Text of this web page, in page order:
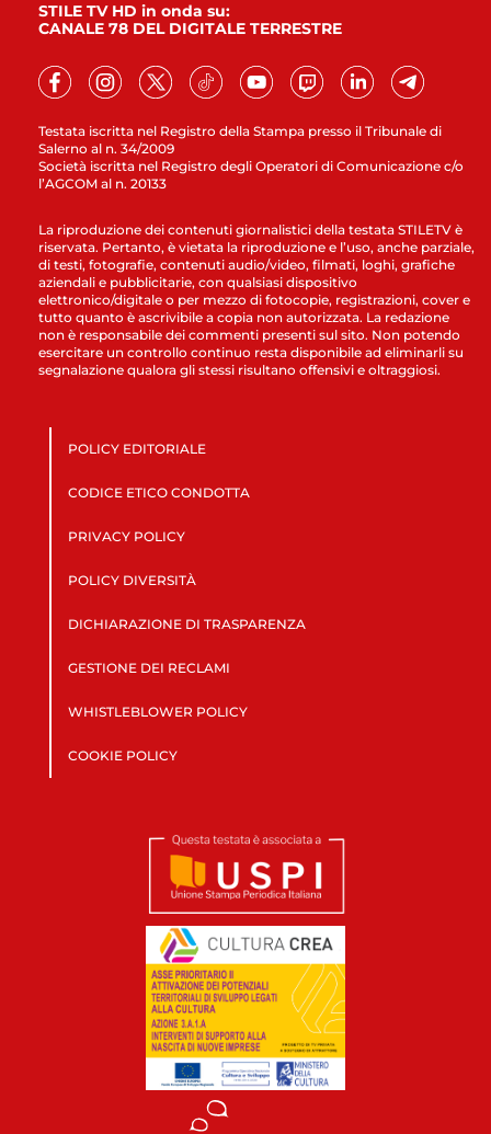
Testata iscritta nel Registro della Stampa presso il Tribunale di
Salerno al n. 34/2009
Società iscritta nel Registro degli Operatori di Comunicazione c/o
l’AGCOM al n. 20133
STILE TV HD in onda su:
CANALE 78 DEL DIGITALE TERRESTRE
La riproduzione dei contenuti giornalistici della testata STILETV è
riservata. Pertanto, è vietata la riproduzione e l’uso, anche parziale,
di testi, fotografie, contenuti audio/video, filmati, loghi, grafiche
aziendali e pubblicitarie, con qualsiasi dispositivo
elettronico/digitale o per mezzo di fotocopie, registrazioni, cover e
tutto quanto è ascrivibile a copia non autorizzata. La redazione
non è responsabile dei commenti presenti sul sito. Non potendo
esercitare un controllo continuo resta disponibile ad eliminarli su
segnalazione qualora gli stessi risultano offensivi e oltraggiosi.
POLICY EDITORIALE
CODICE ETICO CONDOTTA
PRIVACY POLICY
POLICY DIVERSITÀ
DICHIARAZIONE DI TRASPARENZA
GESTIONE DEI RECLAMI
WHISTLEBLOWER POLICY
COOKIE POLICY